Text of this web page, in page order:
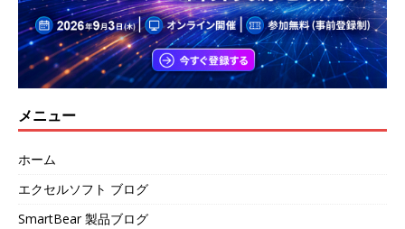
メニュー
ホーム
エクセルソフト ブログ
SmartBear 製品ブログ